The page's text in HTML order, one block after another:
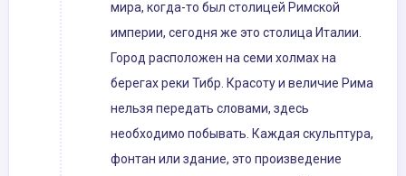
мира, когда-то был столицей Римской
империи, сегодня же это столица Италии.
Город расположен на семи холмах на
берегах реки Тибр. Красоту и величие Рима
нельзя передать словами, здесь
необходимо побывать. Каждая скульптура,
фонтан или здание, это произведение